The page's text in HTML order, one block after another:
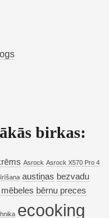
birkas:
Asrock Asrock X570 Pro 4
austiņas bezvadu
mēbeles bērnu preces
ecooking